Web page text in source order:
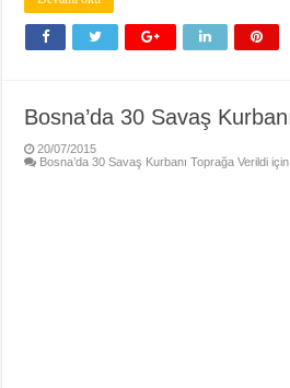
Bosna’da 30 Savaş
20/07/2015
Bosna’da 30 Savaş Kurbanı Toprağa Verildi için